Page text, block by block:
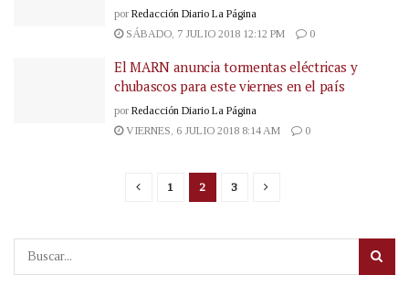
por Redacción Diario La Página
SÁBADO, 7 JULIO 2018 12:12 PM
0
El MARN anuncia tormentas eléctricas y
chubascos para este viernes en el país
por Redacción Diario La Página
VIERNES, 6 JULIO 2018 8:14 AM
0
1 2 3